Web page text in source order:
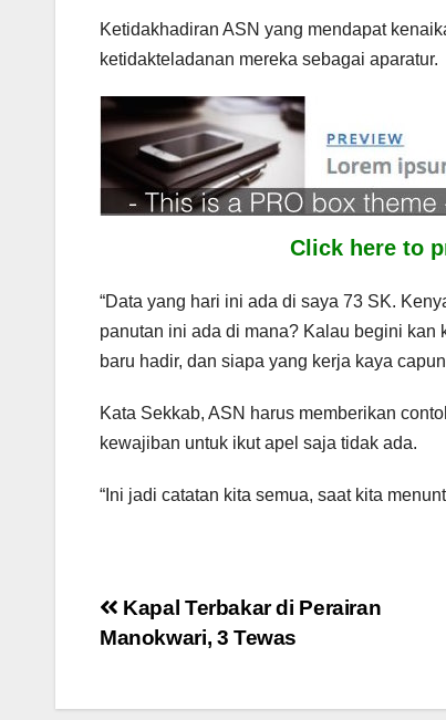
Ketidakhadiran ASN yang mendapat
ketidakteladanan mereka sebagai aparatur.
Click here to
“Data yang hari ini ada di saya 73 SK.
panutan ini ada di mana? Kalau begini
baru hadir, dan siapa yang kerja kaya
Kata Sekkab, ASN harus memberikan
kewajiban untuk ikut apel saja tidak ada.
“Ini jadi catatan kita semua, saat kita
Post
navigation
Kapal Terbakar di Perairan
Manokwari, 3 Tewas